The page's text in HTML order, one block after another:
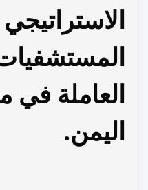
الاستراتيجي
المستشفيات
العاملة في
اليمن.